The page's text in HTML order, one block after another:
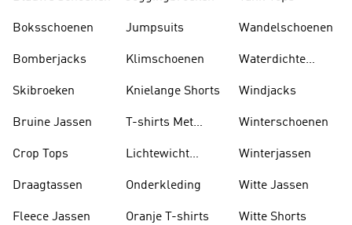
Boksschoenen
Bomberjacks
Skibroeken
Bruine Jassen
Crop Tops
Draagtassen
Fleece Jassen
Jumpsuits
Klimschoenen
Knielange Shorts
T-shirts Met
Lichtewicht
Onderkleding
Oranje T-shirts
Wandelschoenen
Waterdichte
Windjacks
Winterschoenen
Winterjassen
Witte Jassen
Witte Shorts